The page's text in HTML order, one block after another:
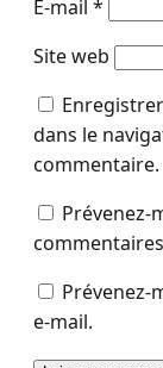
E-mail *
Site web
dans le
commentaire.
Prévenez-
Prévenez-
e-mail.